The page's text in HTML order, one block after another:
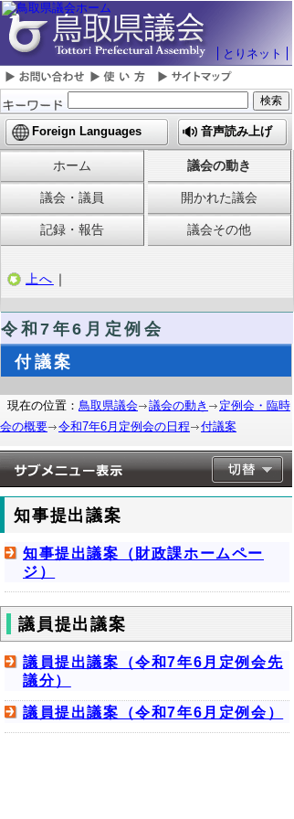
とりネット
Foreign Languages 音声読み上げ
ホーム 議会の動き
議会・議員 開かれた議会
記録・報告 議会その他
上へ ｜
令和7 年6月定例会
付議案
現在の位置： 鳥取県議会 議会の動き
定例会・臨時
会の概要
令和7年6月定例会の日程 付議案
知事提出議案
知事提出議案（財政課ホームペー
ジ）
議員提出議案
議員提出議案（令和7年6月定例会先
議分）
議員提出議案（令和7年6月定例会）